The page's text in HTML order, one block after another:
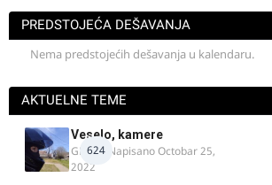
PREDSTOJEĆA DEŠAVANJA
Nema predstojećih dešavanja u kalendaru.
AKTUELNE TEME
624
Veselo, kamere
GR 46· NapisanoOctobar 25,
2022